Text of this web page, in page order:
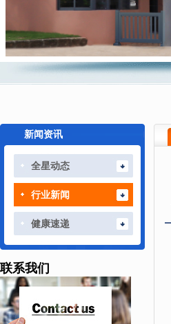
新闻资讯
全星动态
行业新闻
健康速递
联系我们